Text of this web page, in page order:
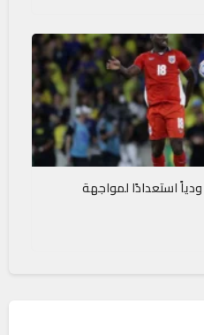
استعدادًا لمواجهة